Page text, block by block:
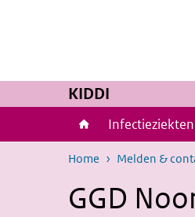
KIDDI
Infectieziekten
Home Melden &
GGD